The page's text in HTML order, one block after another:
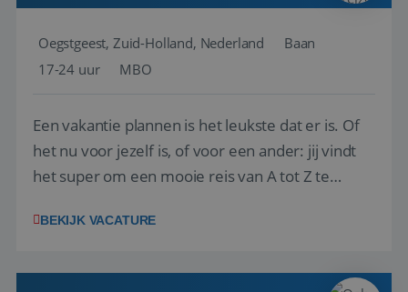
Oegstgeest, Zuid-Holland, Nederland
Baan
17-24 uur
MBO
Een vakantie plannen is het leukste dat er is. Of
het nu voor jezelf is, of voor een ander: jij vindt
het super om een mooie reis van A tot Z te
vakantiegangers de meest prachtige plekjes op
werken: of het nu gaat om vragen ...
BEKIJK VACATURE